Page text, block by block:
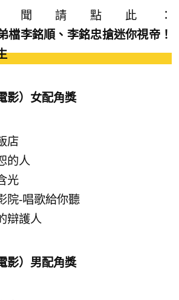
聞請點此：
檔李銘順、李銘忠搶迷你視帝！
影）女配角獎
店
的人
光
院-唱歌給你聽
辯護人
影）男配角獎